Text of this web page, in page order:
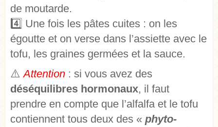
de moutarde.
4️⃣ Une fois les pâtes cuites : on les
égoutte et on verse dans l’assiette avec le
tofu, les graines germées et la sauce.
⚠️Attention : si vous avez des
déséquilibres hormonaux, il faut
prendre en compte que l’alfalfa et le tofu
contiennent tous deux des « phyto-